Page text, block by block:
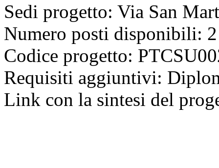
Sedi progetto: Via San
Numero posti disponibili: 2
Codice progetto:
Requisiti aggiuntivi:
Link con la sintesi del